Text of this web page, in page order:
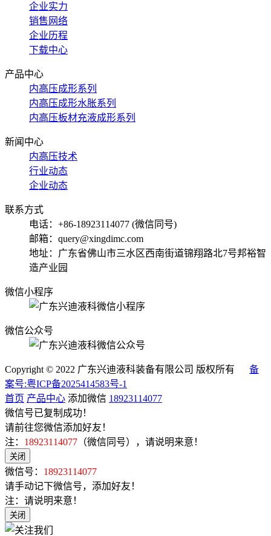
企业实力
销售网络
企业历程
下载中心
产品中心
内高压成形系列
内高压成形水胀系列
内高压板材充液成形系列
新闻中心
内高压技术
行业动态
企业动态
联系方式
电话：+86-18923114077 (微信同号)
邮箱：query@xingdimc.com
地址：广东省佛山市三水区西南街道锦翔路北7号邦裕智
造产业园
微信小程序
微信公众号
Copyright © 2022 广东兴迪液科装备有限公司 版权所有 备
案号:粤ICP备2025414583号-1
首页 产品中心 添加微信 18923114077
微信号已复制成功！
请前往您微信添加好友！
注： 18923114077 （微信同号），请说明来意！
关闭
微信号： 18923114077
请手动记下微信号，添加好友！
注：请说明来意！
关闭